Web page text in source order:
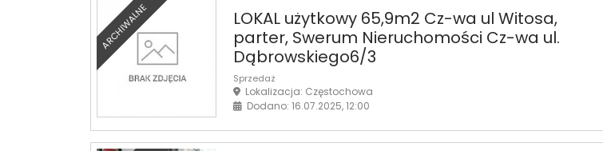
ARCHIWALNE
LOKAL użytkowy 65,9m2 Cz-wa ul Witosa,
parter, Swerum Nieruchomości Cz-wa ul.
Dąbrowskiego6/3
Sprzedaż
Lokalizacja: Częstochowa
Dodano: 16.07.2025, 12:00